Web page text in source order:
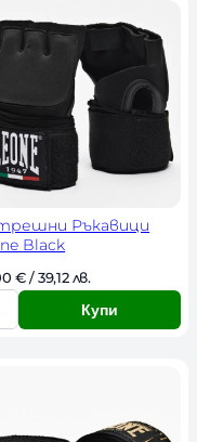
Ръкавици
Black
€ / 39,12 лв.
Купи